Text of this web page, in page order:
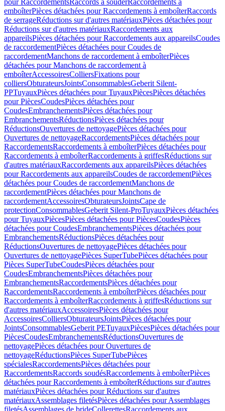
pour RaccordementsRaccords à souderRaccordements à
emboîterPièces détachées pour Raccordements à emboîterRaccords
de serrageRéductions sur d'autres matériauxPièces détachées pour
Réductions sur d'autres matériauxRaccordements aux
appareilsPièces détachées pour Raccordements aux appareilsCoudes
de raccordementPièces détachées pour Coudes de
raccordementManchons de raccordement à emboîterPièces
détachées pour Manchons de raccordement à
emboîterAccessoiresColliersFixations pour
colliersObturateursJointsConsommablesGeberit Silent-
PPTuyauxPièces détachées pour TuyauxPiècesPièces détachées
pour PiècesCoudesPièces détachées pour
CoudesEmbranchementsPièces détachées pour
EmbranchementsRéductionsPièces détachées pour
RéductionsOuvertures de nettoyagePièces détachées pour
Ouvertures de nettoyageRaccordementsPièces détachées pour
RaccordementsRaccordements à emboîterPièces détachées pour
Raccordements à emboîterRaccordements à griffesRéductions sur
d'autres matériauxRaccordements aux appareilsPièces détachées
pour Raccordements aux appareilsCoudes de raccordementPièces
détachées pour Coudes de raccordementManchons de
raccordementPièces détachées pour Manchons de
raccordementAccessoiresObturateursJointsCape de
protectionConsommablesGeberit Silent-ProTuyauxPièces détachées
pour TuyauxPiècesPièces détachées pour PiècesCoudesPièces
détachées pour CoudesEmbranchementsPièces détachées pour
EmbranchementsRéductionsPièces détachées pour
RéductionsOuvertures de nettoyagePièces détachées pour
Ouvertures de nettoyagePièces SuperTubePièces détachées pour
Pièces SuperTubeCoudesPièces détachées pour
CoudesEmbranchementsPièces détachées pour
EmbranchementsRaccordementsPièces détachées pour
RaccordementsRaccordements à emboîterPièces détachées pour
Raccordements à emboîterRaccordements à griffesRéductions sur
d'autres matériauxAccessoiresPièces détachées pour
AccessoiresColliersObturateursJointsPièces détachées pour
JointsConsommablesGeberit PETuyauxPiècesPièces détachées pour
PiècesCoudesEmbranchementsRéductionsOuvertures de
nettoyagePièces détachées pour Ouvertures de
nettoyageRéductionsPièces SuperTubePièces
spécialesRaccordementsPièces détachées pour
RaccordementsRaccords soudésRaccordements à emboîterPièces
détachées pour Raccordements à emboîterRéductions sur d'autres
matériauxPièces détachées pour Réductions sur d'autres
matériauxAssemblages filetésPièces détachées pour Assemblages
filetésAssemblages de brideCollerettesRaccordements aux